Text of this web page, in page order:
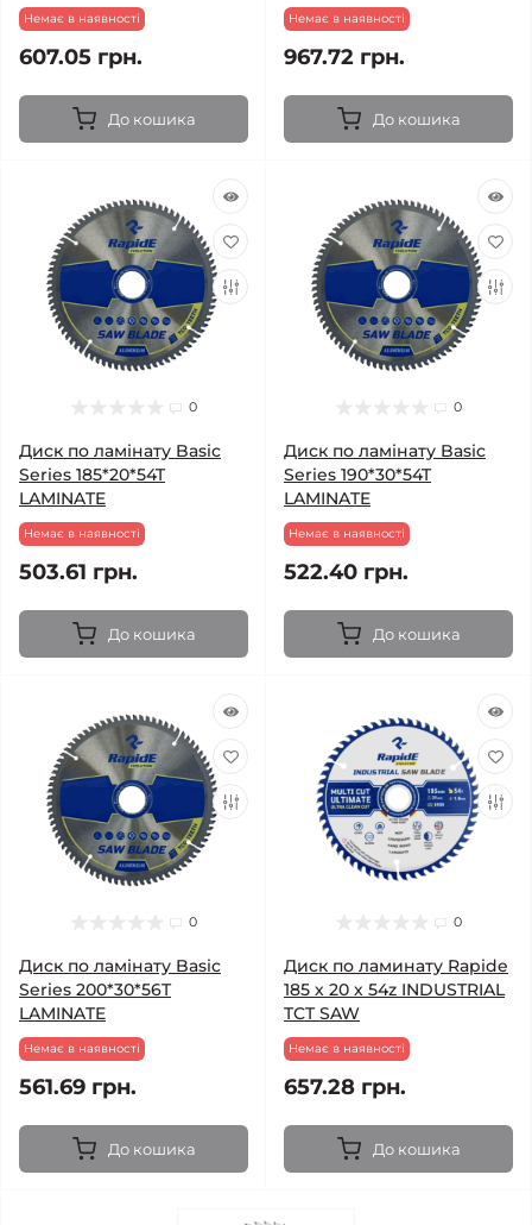
Немає в наявності
607.05 грн.
До кошика
Немає в наявності
967.72 грн.
До кошика
0
Диск по ламінату Basic
Series 185*20*54T
LAMINATE
Немає в наявності
503.61 грн.
До кошика
0
Диск по ламінату Basic
Series 190*30*54T
LAMINATE
Немає в наявності
522.40 грн.
До кошика
0
Диск по ламінату Basic
Series 200*30*56T
LAMINATE
Немає в наявності
561.69 грн.
До кошика
0
Диск по ламинату Rapide
185 х 20 х 54z INDUSTRIAL
TCT SAW
Немає в наявності
657.28 грн.
До кошика